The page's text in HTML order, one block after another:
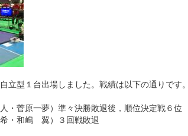
立型１台出場しました。戦績は以下の通りです
・菅原一夢）準々決勝敗退後，順位決定戦６位
・和嶋 翼）３回戦敗退